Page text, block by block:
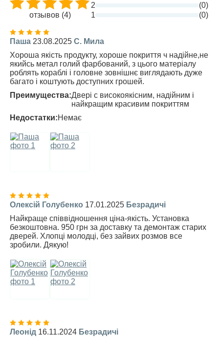
отзывов (4)
2
(0)
1
(0)
Паша 23.08.2025 С. Мила
Хороша якість продукту, хороше покриття ч надійне,не
якийсь метал голий фарбований, з цього матеріалу
роблять кораблі і головне зовнішнє виглядають дуже
багато і коштують доступних грошей.
Преимущества:Двері с високоякісним, надійним і
найкращим красивим покриттям
Недостатки:Немає
Олексій Голубенко 17.01.2025 Безрадичі
Найкраще співвідношення ціна-якість. Установка
безкоштовна. 950 грн за доставку та демонтаж старих
дверей. Хлопці молодці, без зайвих розмов все
зробили. Дякую!
Леонід 16.11.2024 Безрадичі